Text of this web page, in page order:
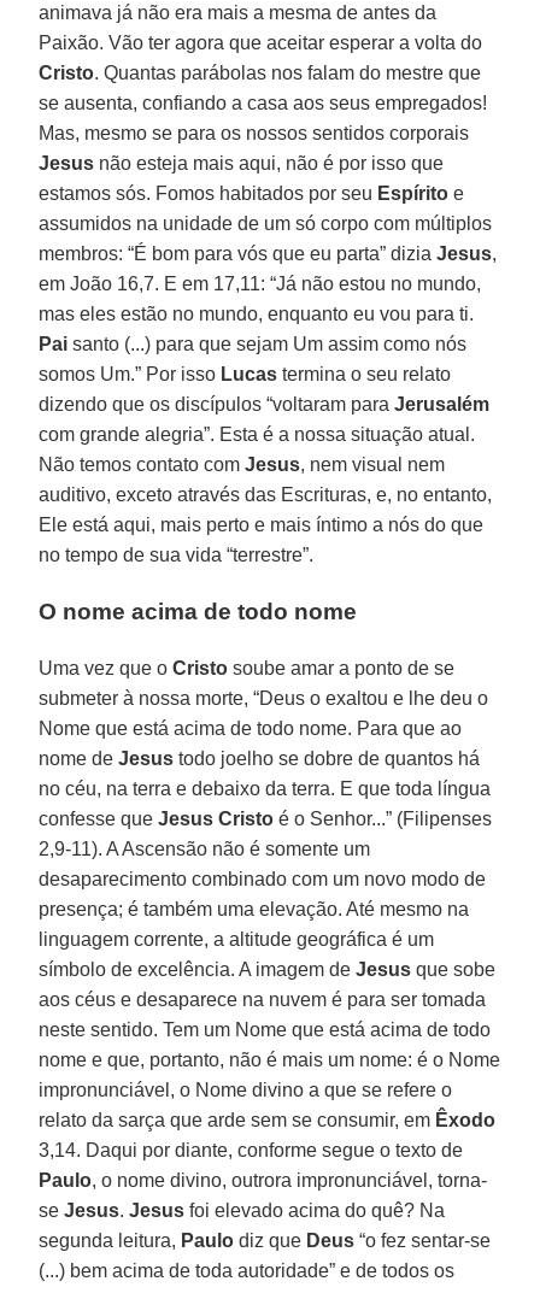
animava já não era mais a mesma de antes da
Paixão. Vão ter agora que aceitar esperar a volta do
Cristo. Quantas parábolas nos falam do mestre que
se ausenta, confiando a casa aos seus empregados!
Mas, mesmo se para os nossos sentidos corporais
Jesus não esteja mais aqui, não é por isso que
estamos sós. Fomos habitados por seu Espírito e
assumidos na unidade de um só corpo com múltiplos
membros: “É bom para vós que eu parta” diziaJesus,
em João 16,7. E em 17,11: “Já não estou no mundo,
mas eles estão no mundo, enquanto eu vou para ti.
Pai santo (...) para que sejam Um assim como nós
somos Um.” Por isso Lucas termina o seu relato
dizendo que os discípulos “voltaram paraJerusalém
com grande alegria”. Esta é a nossa situação atual.
Não temos contato comJesus, nem visual nem
auditivo, exceto através das Escrituras, e, no entanto,
Ele está aqui, mais perto e mais íntimo a nós do que
no tempo de sua vida “terrestre”.
O nome acima de todo nome
Uma vez que oCristo soube amar a ponto de se
submeter à nossa morte, “Deus o exaltou e lhe deu o
Nome que está acima de todo nome. Para que ao
nome deJesus todo joelho se dobre de quantos há
no céu, na terra e debaixo da terra. E que toda língua
confesse queJesus Cristo é o Senhor...” (Filipenses
2,9-11). A Ascensão não é somente um
desaparecimento combinado com um novo modo de
presença; é também uma elevação. Até mesmo na
linguagem corrente, a altitude geográfica é um
símbolo de excelência. A imagem deJesus que sobe
aos céus e desaparece na nuvem é para ser tomada
neste sentido. Tem um Nome que está acima de todo
nome e que, portanto, não é mais um nome: é o Nome
impronunciável, o Nome divino a que se refere o
relato da sarça que arde sem se consumir, em Êxodo
3,14. Daqui por diante, conforme segue o texto de
Paulo, o nome divino, outrora impronunciável, torna-
seJesus.Jesus foi elevado acima do quê? Na
segunda leitura, Paulo diz que Deus “o fez sentar-se
(...) bem acima de toda autoridade” e de todos os